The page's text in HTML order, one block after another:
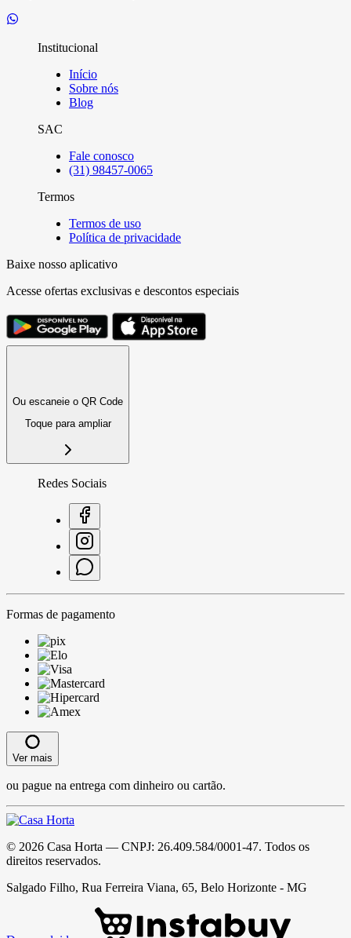
Institucional
Início
Sobre nós
Blog
SAC
Fale conosco
(31) 98457-0065
Termos
Termos de uso
Política de privacidade
Baixe nosso aplicativo
Acesse ofertas exclusivas e descontos especiais
Ou escaneie o QR Code
Toque para ampliar
Redes Sociais
Formas de pagamento
Ver mais
ou pague na entrega com dinheiro ou cartão.
© 2026 Casa Horta — CNPJ: 26.409.584/0001-47. Todos os
direitos reservados.
Salgado Filho, Rua Ferreira Viana, 65, Belo Horizonte - MG